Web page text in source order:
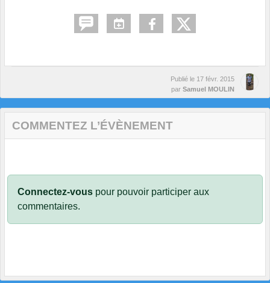
Publié le 17 févr. 2015
par Samuel MOULIN
COMMENTEZ L’ÉVÈNEMENT
Connectez-vous pour pouvoir participer aux
commentaires.